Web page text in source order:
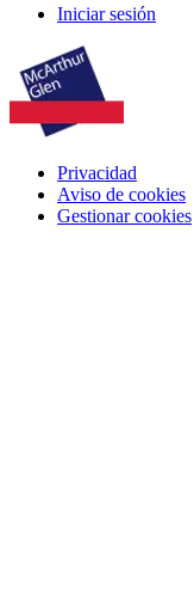
Iniciar sesión
Privacidad
Aviso de cookies
Gestionar cookies